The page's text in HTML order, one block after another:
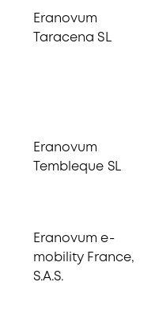
Eranovum
Taracena SL
Eranovum
Tembleque SL
Eranovum e-
mobility France,
S.A.S.